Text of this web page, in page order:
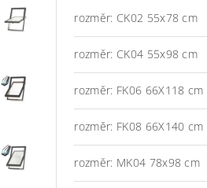
rozměr: CK02 55x78 cm
rozměr: CK04 55x98 cm
rozměr: FK06 66X118 cm
rozměr: FK08 66X140 cm
rozměr: MK04 78x98 cm